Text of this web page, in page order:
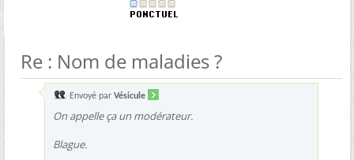
Re : Nom de maladies ?
Envoyé par Vésicule
On appelle ça un modérateur.
Blague.